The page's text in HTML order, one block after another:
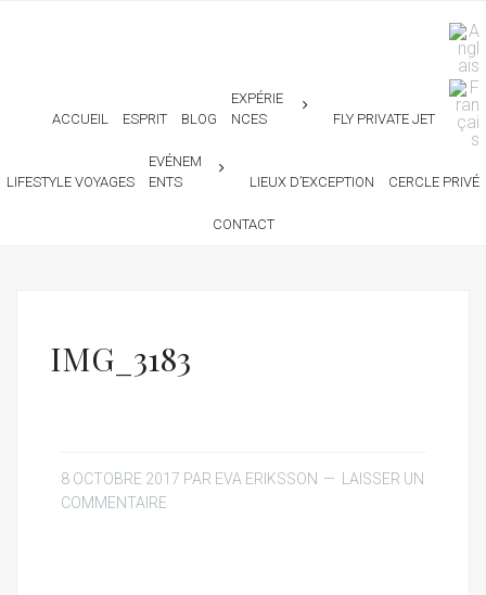
ACCUEIL ESPRIT BLOG
EXPÉRIE
NCES
FLY PRIVATE JET
LIFESTYLE VOYAGES
EVÉNEM
ENTS
LIEUX D’EXCEPTION CERCLE PRIVÉ
CONTACT
IMG_3183
8 OCTOBRE 2017 PAR EVA ERIKSSON
LAISSER UN
COMMENTAIRE